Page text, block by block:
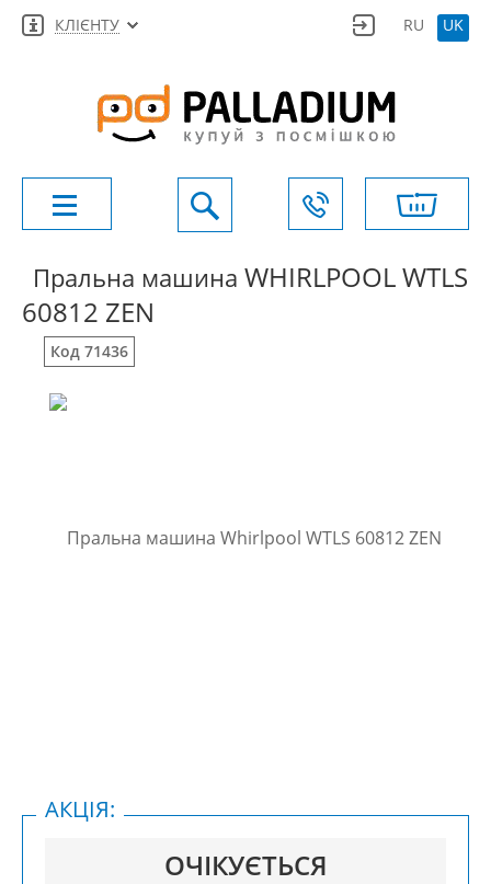
КЛІЄНТУ RU UK
Пральна машина WHIRLPOOL WTLS
60812 ZEN
Код 71436
ОЧІКУЄТЬСЯ
АКЦІЯ: